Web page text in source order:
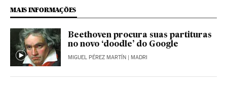
MAIS INFORMAÇÕES
Beethoven procura suas partituras
no novo ‘doodle’ do Google
MIGUEL PÉREZ MARTÍN | MADRI